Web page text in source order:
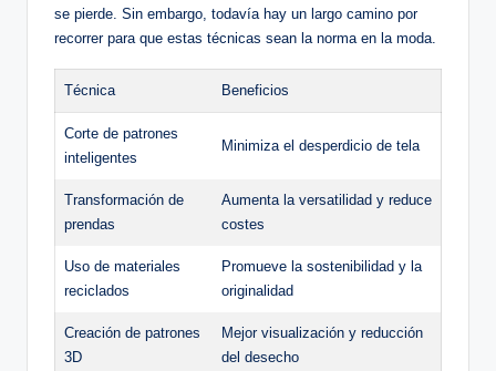
se pierde. Sin embargo, todavía hay un largo camino por
recorrer para que estas técnicas sean la norma en la moda.
Técnica Beneficios
Corte de patrones
inteligentes
Minimiza el desperdicio de tela
Transformación de
prendas
Aumenta la versatilidad y reduce
costes
Uso de materiales
reciclados
Promueve la sostenibilidad y la
originalidad
Creación de patrones
3D
Mejor visualización y reducción
del desecho